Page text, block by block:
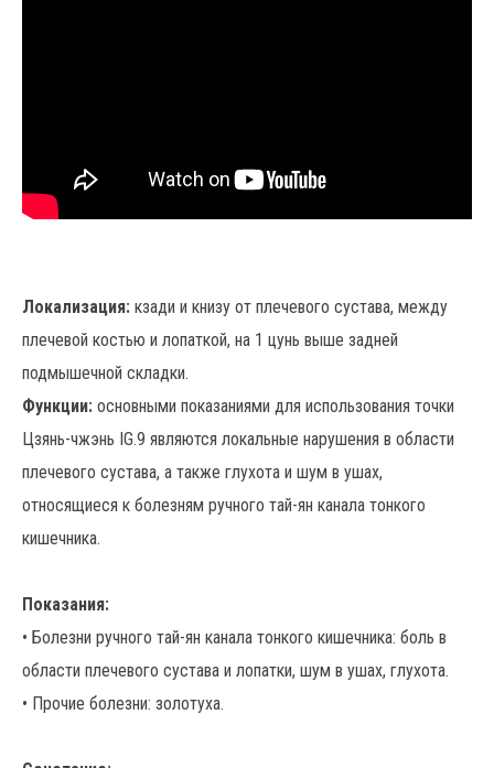
Локализация: кзади и книзу от плечевого сустава, между
плечевой костью и лопаткой, на 1 цунь выше задней
подмышечной складки.
Функции: основными показаниями для использования точки
Цзянь-чжэнь IG.9 являются локальные нарушения в области
плечевого сустава, а также глухота и шум в ушах,
относящиеся к болезням ручного тай-ян канала тонкого
кишечника.
Показания:
• Болезни ручного тай-ян канала тонкого кишечника: боль в
области плечевого сустава и лопатки, шум в ушах, глухота.
• Прочие болезни: золотуха.